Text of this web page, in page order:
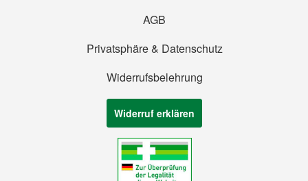
AGB
Privatsphäre & Datenschutz
Widerrufsbelehrung
Widerruf erklären